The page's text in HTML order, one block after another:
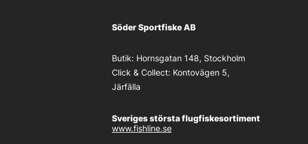
Söder Sportfiske AB
Butik: Hornsgatan 148, Stockholm
Click & Collect: Kontovägen 5,
Järfälla
Sveriges största flugfiskesortiment
www.fishline.se